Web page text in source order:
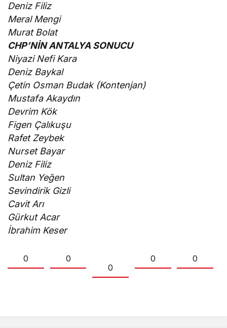
Deniz Filiz
Meral Mengi
Murat Bolat
CHP’NİN ANTALYA SONUCU
Niyazi Nefi Kara
Deniz Baykal
Çetin Osman Budak (Kontenjan)
Mustafa Akaydın
Devrim Kök
Figen Çalıkuşu
Rafet Zeybek
Nurset Bayar
Deniz Filiz
Sultan Yeğen
Sevindirik Gizli
Cavit Arı
Gürkut Acar
İbrahim Keser
0
0
0
0 0